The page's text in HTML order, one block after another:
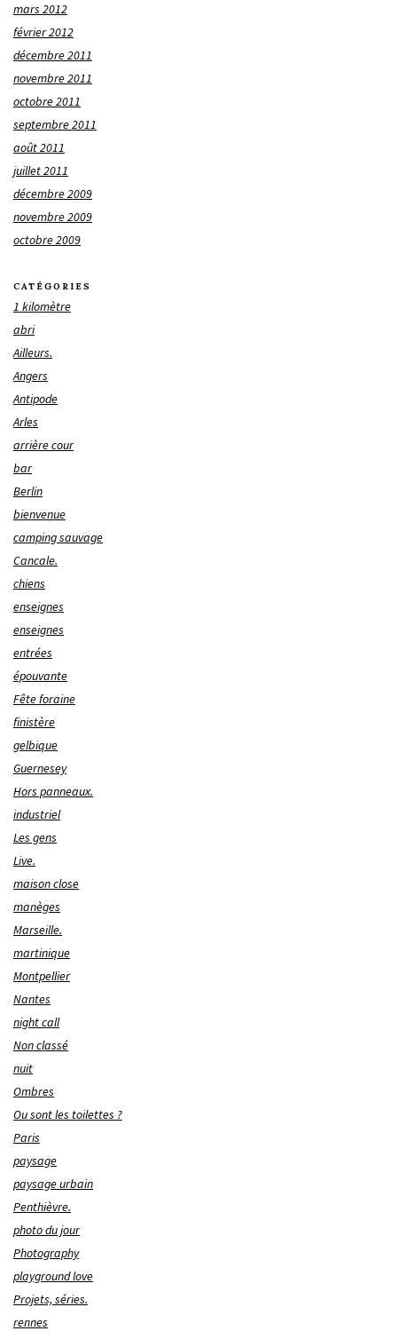
mars 2012
février 2012
décembre 2011
novembre 2011
octobre 2011
septembre 2011
août 2011
juillet 2011
décembre 2009
novembre 2009
octobre 2009
CATÉGORIES
1 kilomètre
abri
Ailleurs.
Angers
Antipode
Arles
arrière cour
bar
Berlin
bienvenue
camping sauvage
Cancale.
chiens
enseignes
enseignes
entrées
épouvante
Fête foraine
finistère
gelbique
Guernesey
Hors panneaux.
industriel
Les gens
Live.
maison close
manèges
Marseille.
martinique
Montpellier
Nantes
night call
Non classé
nuit
Ombres
Ou sont les toilettes ?
Paris
paysage
paysage urbain
Penthièvre.
photo du jour
Photography
playground love
Projets, séries.
rennes